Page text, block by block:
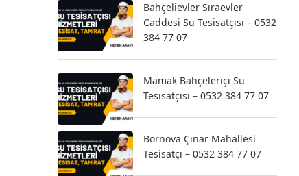
Bahçelievler Sıraevler
Caddesi Su Tesisatçısı – 0532
384 77 07
Mamak Bahçeleriçi Su
Tesisatçısı – 0532 384 77 07
Bornova Çınar Mahallesi
Tesisatçı – 0532 384 77 07